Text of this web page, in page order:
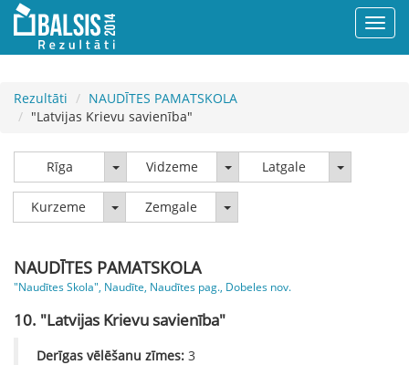
Rezultāti
NAUDĪTES PAMATSKOLA
"Latvijas Krievu savienība"
Rīga Rīga Vidzeme VidzemeLatgale Latgale
Kurzeme KurzemeZemgale Zemgale
NAUDĪTES PAMATSKOLA
"Naudītes Skola", Naudīte, Naudītes pag., Dobeles nov.
10. "Latvijas Krievu savienība"
Derīgas vēlēšanu zīmes: 3